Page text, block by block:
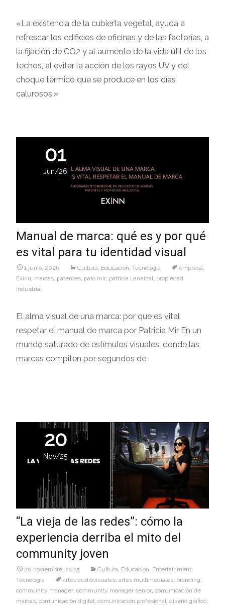
«La existencia de la cubierta vegetal, ayuda a
refrescar los edificios de oficinas y de las factorías, a
la fijación de CO2 y al aumento de la vida útil de los
techos, al evitar la acción de los rayos UV y del
choque térmico que se produce en los días
calurosos.»
01
Jun/26
Manual de marca: qué es y por qué
es vital para tu identidad visual
1 junio, 2026 Cultura, Educaciòn, Tecnologìa empresa,
Exinn, marcas, patentes, pato mir, patricia Larraizal, propiedad
industrial
El alma visual de una marca: por qué es vital
respetar el manual de marca por Patricia Mir En un
mundo saturado de estímulos visuales, donde las
marcas compiten por segundos de
20
Nov/25
“La vieja de las redes”: cómo la
experiencia derriba el mito del
community joven
20 noviembre, 2025 Cultura, Educaciòn, Entertainment,
Tecnologìa
artes audiovisuales, artes multimediales, branding,
community manager, community manager senior, comunicación de
marcas, comunicación digital, comunicación profesional, diseño gráfico,